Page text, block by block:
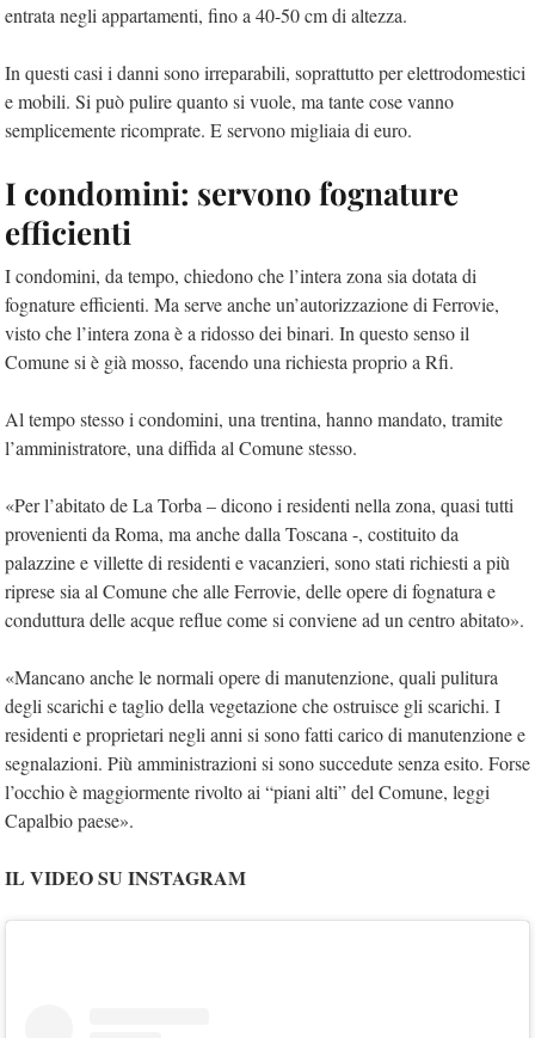
entrata negli appartamenti, fino a 40-50 cm di altezza.
In questi casi i danni sono irreparabili, soprattutto per elettrodomestici
e mobili. Si può pulire quanto si vuole, ma tante cose vanno
semplicemente ricomprate. E servono migliaia di euro.
I condomini: servono fognature
efficienti
I condomini, da tempo, chiedono che l’intera zona sia dotata di
fognature efficienti. Ma serve anche un’autorizzazione di Ferrovie,
visto che l’intera zona è a ridosso dei binari. In questo senso il
Comune si è già mosso, facendo una richiesta proprio a Rfi.
Al tempo stesso i condomini, una trentina, hanno mandato, tramite
l’amministratore, una diffida al Comune stesso.
«Per l’abitato de La Torba – dicono i residenti nella zona, quasi tutti
provenienti da Roma, ma anche dalla Toscana -, costituito da
palazzine e villette di residenti e vacanzieri, sono stati richiesti a più
riprese sia al Comune che alle Ferrovie, delle opere di fognatura e
conduttura delle acque reflue come si conviene ad un centro abitato».
«Mancano anche le normali opere di manutenzione, quali pulitura
degli scarichi e taglio della vegetazione che ostruisce gli scarichi. I
residenti e proprietari negli anni si sono fatti carico di manutenzione e
segnalazioni. Più amministrazioni si sono succedute senza esito. Forse
l’occhio è maggiormente rivolto ai “piani alti” del Comune, leggi
Capalbio paese».
IL VIDEO SU INSTAGRAM